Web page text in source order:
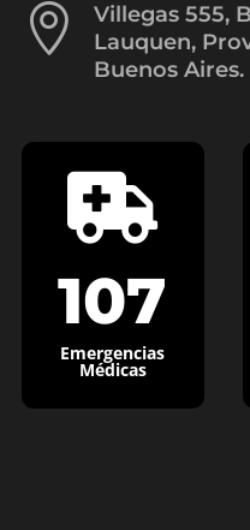

Villegas 555,
Lauquen,
Buenos Aires.

107
Emergencias
Médicas